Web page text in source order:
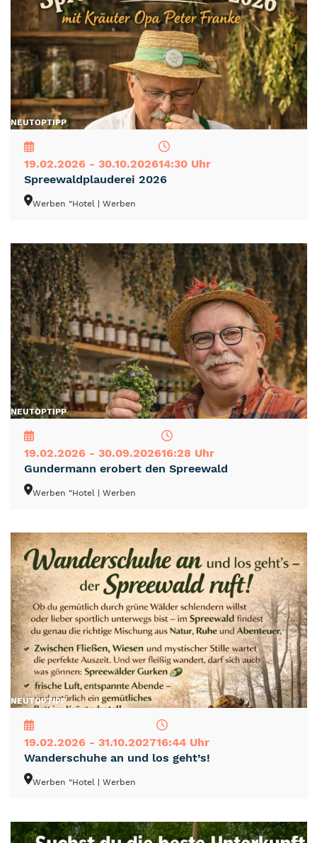
NEUTOPTIPP
19.02.2026 - 30.10.202614:30 Uhr
Spreewaldplauderei 2026
Werben "Hotel | Werben
NEUTOPTIPP
19.02.2026 - 30.09.202616:28 Uhr
Gundermann erobert den Spreewald
Werben "Hotel | Werben
NEUTOPTIPP
19.02.2026 - 31.10.202716:44 Uhr
Wanderschuhe an und los geht’s!
Werben "Hotel | Werben